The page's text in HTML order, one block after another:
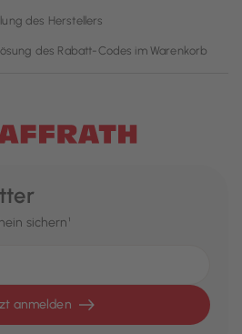
des Herstellers
des Rabatt-Codes im Warenkorb
sichern¹
anmelden